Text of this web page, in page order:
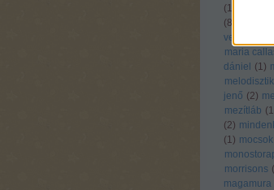
(1
(8
ventura
maria
dániel
(1)
melodisztik
jenő (2)
mezítláb (1
(2)
(1)
morrisons (
magamura